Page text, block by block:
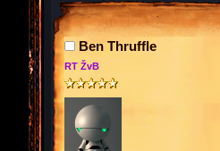
Ben Thruffle
RT ŽvB